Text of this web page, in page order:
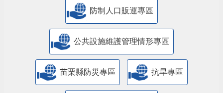
防制人口販運專區
​公共設施維護管理情形專區
苗栗縣防災專區 抗旱專區